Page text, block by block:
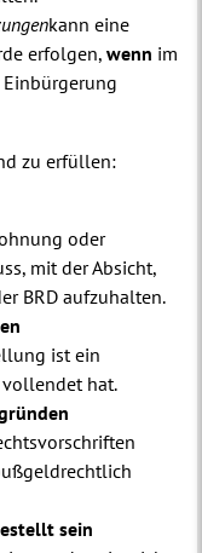
kann eine
erfolgen,wenn im
zu erfüllen:
oder
mit der Absicht,
BRD aufzuhalten.
ist ein
vollendet hat.
sein